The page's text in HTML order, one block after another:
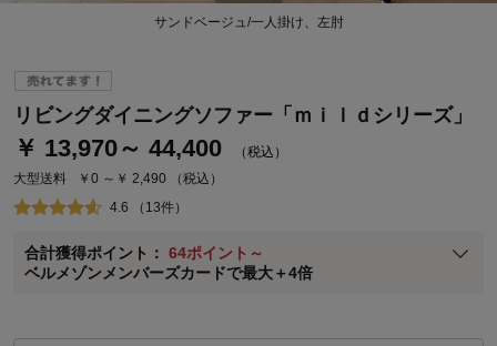
サンドベージュ/一人掛け、左肘
リビングダイニングソファー「ｍｉｌｄシリーズ」
￥ 13,970～ 44,400
（税込）
大型送料
￥0 ～￥ 2,490
（税込）
4.6 （13件）
合計獲得ポイント： 64ポイント～
ベルメゾンメンバーズカードで最大＋4倍
ステージが上がれば送料無料・返品引取無料！
ベルメゾンご優待サービスについて
ベルメゾン・ポイントについて
即時入会なら更に500円OFFクーポンプレゼント
※メンバーズカードの加算ポイントはステージ倍率適用前の基本ポイント
に対して適用されます。